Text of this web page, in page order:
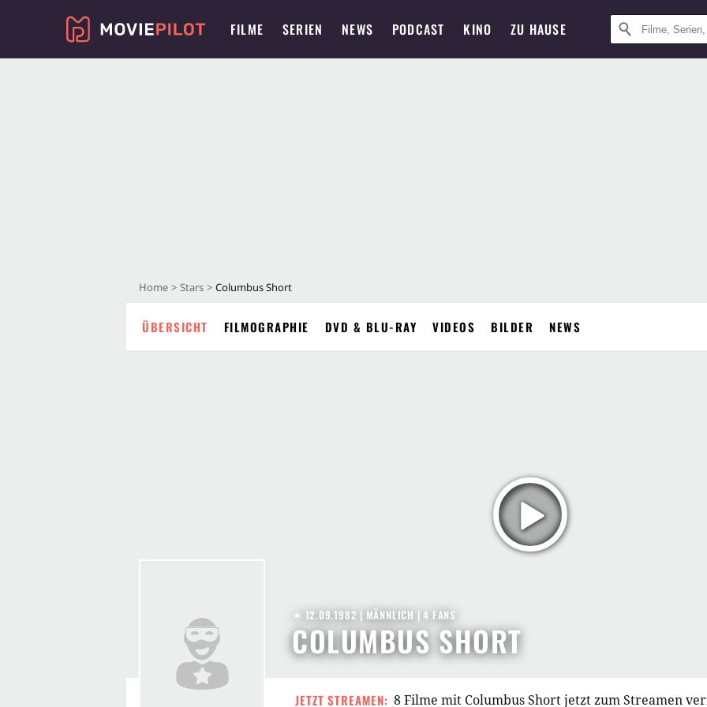
FILME SERIEN NEWS PODCAST KINO ZU HAUSE
Home Stars Columbus Short
ÜBERSICHT FILMOGRAPHIE DVD & BLU-RAY VIDEOS BILDER NEWS
COLUMBUS SHORT
✶ 12.09.1982 | MÄNNLICH | 4 FANS
JETZT STREAMEN: 8 Filme mit Columbus Short jetzt zum Streamen